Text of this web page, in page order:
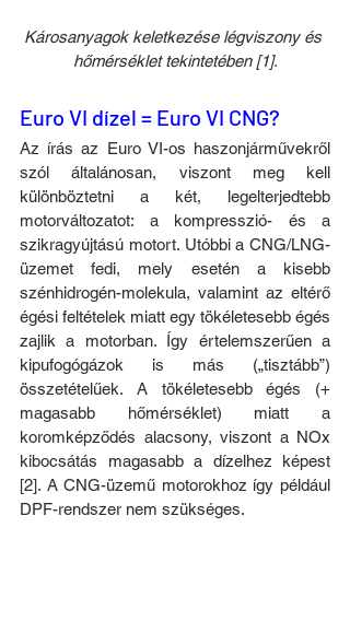
Károsanyagok keletkezése légviszony és
hőmérséklet tekintetében [1].
Euro VI dízel = Euro VI CNG?
Az írás az Euro VI-os haszonjárművekről
szól általánosan, viszont meg kell
különböztetni a két, legelterjedtebb
motorváltozatot: a kompresszió- és a
szikragyújtású motort. Utóbbi a CNG/LNG-
üzemet fedi, mely esetén a kisebb
szénhidrogén-molekula, valamint az eltérő
égési feltételek miatt egy tökéletesebb égés
zajlik a motorban. Így értelemszerűen a
kipufogógázok is más („tisztább”)
összetételűek. A tökéletesebb égés (+
magasabb hőmérséklet) miatt a
koromképződés alacsony, viszont a NOx
kibocsátás magasabb a dízelhez képest
[2]. A CNG-üzemű motorokhoz így például
DPF-rendszer nem szükséges.